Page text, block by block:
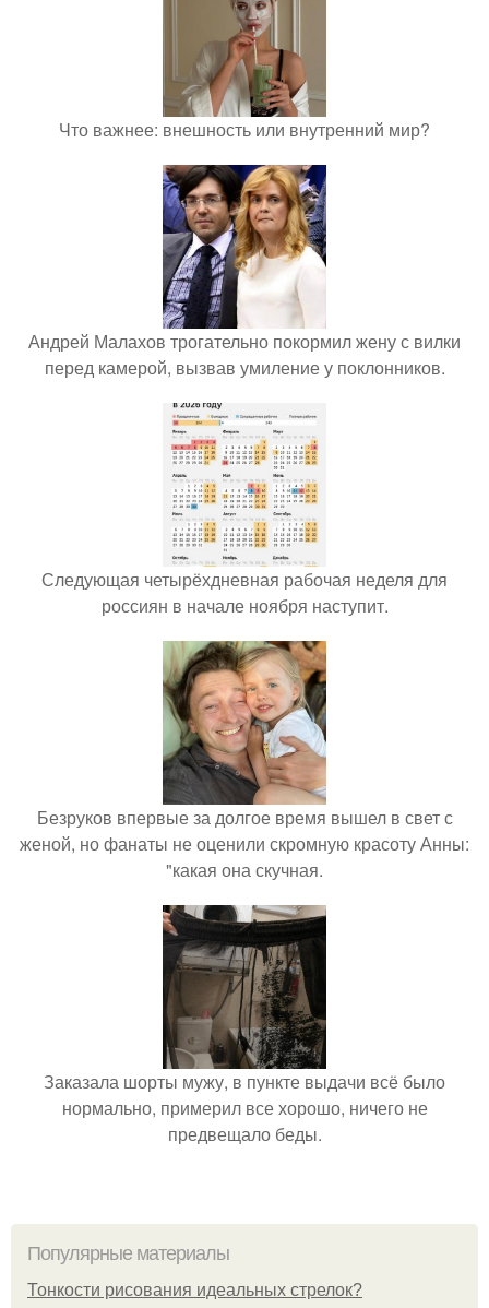
Что важнее: внешность или внутренний мир?
Андрей Малахов трогательно покормил жену с вилки
перед камерой, вызвав умиление у поклонников.
Следующая четырёхдневная рабочая неделя для
россиян в начале ноября наступит.
Безруков впервые за долгое время вышел в свет с
женой, но фанаты не оценили скромную красоту Анны:
"какая она скучная.
Заказала шорты мужу, в пункте выдачи всё было
нормально, примерил все хорошо, ничего не
предвещало беды.
Популярные материалы
Тонкости рисования идеальных стрелок?